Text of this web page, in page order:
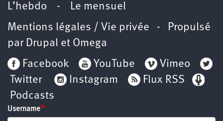
L’hebdo -
Le mensuel
Mentions légales / Vie privée - Propulsé
par Drupal et Omega
Facebook
YouTube
Vimeo
Twitter
Instagram
Flux RSS
Podcasts
Username